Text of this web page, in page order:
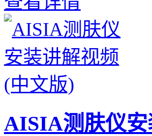
AISIA测肤仪